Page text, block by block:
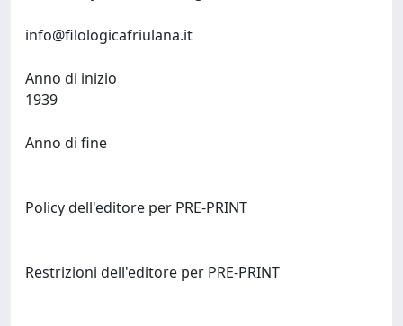
info@filologicafriulana.it
Anno di inizio
Anno di fine
Policy dell'editore per PRE-PRINT
Restrizioni dell'editore per PRE-PRINT